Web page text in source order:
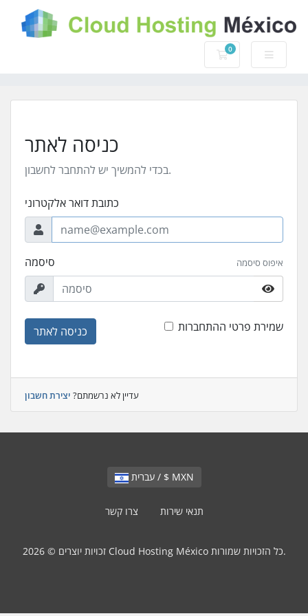
0
עגלת קניות
כניסה לאתר
בכדי להמשיך יש להתחבר לחשבון.
כתובת דואר אלקטרוני
סיסמה איפוס סיסמה
כניסה לאתר שמירת פרטי ההתחברות
עדיין לא נרשמתם? יצירת חשבון
עברית / $ MXN
צרו קשר תנאי שירות
זכויות יוצרים © 2026 Cloud Hosting México כל הזכויות שמורות.